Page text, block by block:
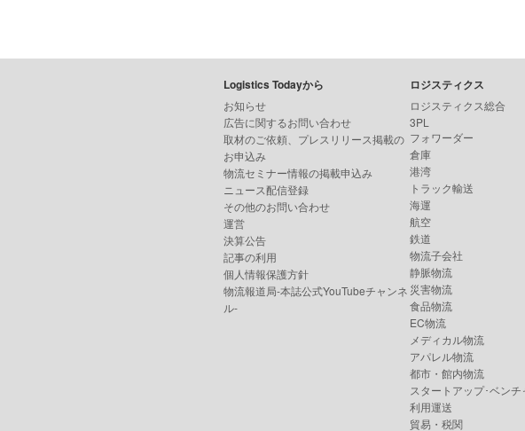
Logistics Todayから
お知らせ
広告に関するお問い合わせ
取材のご依頼、プレスリリース掲載の
お申込み
物流セミナー情報の掲載申込み
ニュース配信登録
その他のお問い合わせ
運営
決算公告
記事の利用
個人情報保護方針
物流報道局-本誌公式YouTubeチャンネ
ル-
ロジスティクス
ロジスティクス総合
3PL
フォワーダー
倉庫
港湾
トラック輸送
海運
航空
鉄道
物流子会社
静脈物流
災害物流
食品物流
EC物流
メディカル物流
アパレル物流
都市・館内物流
スタートアップ･ベンチ
利用運送
貿易・税関